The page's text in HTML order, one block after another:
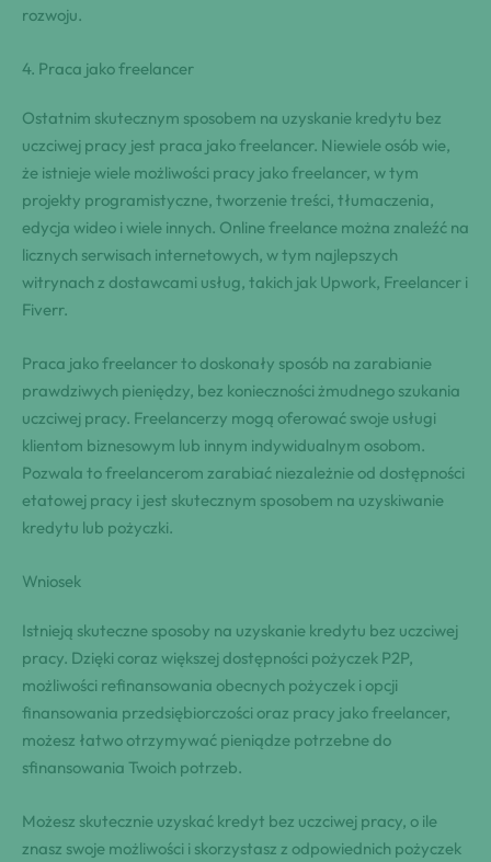
rozwoju.
4. Praca jako freelancer
Ostatnim skutecznym sposobem na uzyskanie kredytu bez
uczciwej pracy jest praca jako freelancer. Niewiele osób wie,
że istnieje wiele możliwości pracy jako freelancer, w tym
projekty programistyczne, tworzenie treści, tłumaczenia,
edycja wideo i wiele innych. Online freelance można znaleźć na
licznych serwisach internetowych, w tym najlepszych
witrynach z dostawcami usług, takich jak Upwork, Freelancer i
Fiverr.
Praca jako freelancer to doskonały sposób na zarabianie
prawdziwych pieniędzy, bez konieczności żmudnego szukania
uczciwej pracy. Freelancerzy mogą oferować swoje usługi
klientom biznesowym lub innym indywidualnym osobom.
Pozwala to freelancerom zarabiać niezależnie od dostępności
etatowej pracy i jest skutecznym sposobem na uzyskiwanie
kredytu lub pożyczki.
Wniosek
Istnieją skuteczne sposoby na uzyskanie kredytu bez uczciwej
pracy. Dzięki coraz większej dostępności pożyczek P2P,
możliwości refinansowania obecnych pożyczek i opcji
finansowania przedsiębiorczości oraz pracy jako freelancer,
możesz łatwo otrzymywać pieniądze potrzebne do
sfinansowania Twoich potrzeb.
Możesz skutecznie uzyskać kredyt bez uczciwej pracy, o ile
znasz swoje możliwości i skorzystasz z odpowiednich pożyczek